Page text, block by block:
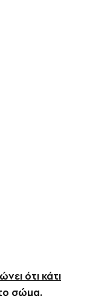
ότι κάτι
σώμα.